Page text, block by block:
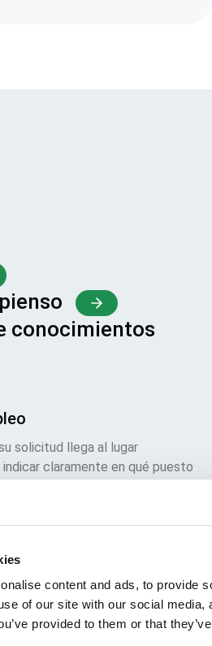
content and ads, to provide
of our site with our social
provided to them or that
conocimientos
solicitud llega al lugar
claramente en qué puesto
empleo
Dinamarca